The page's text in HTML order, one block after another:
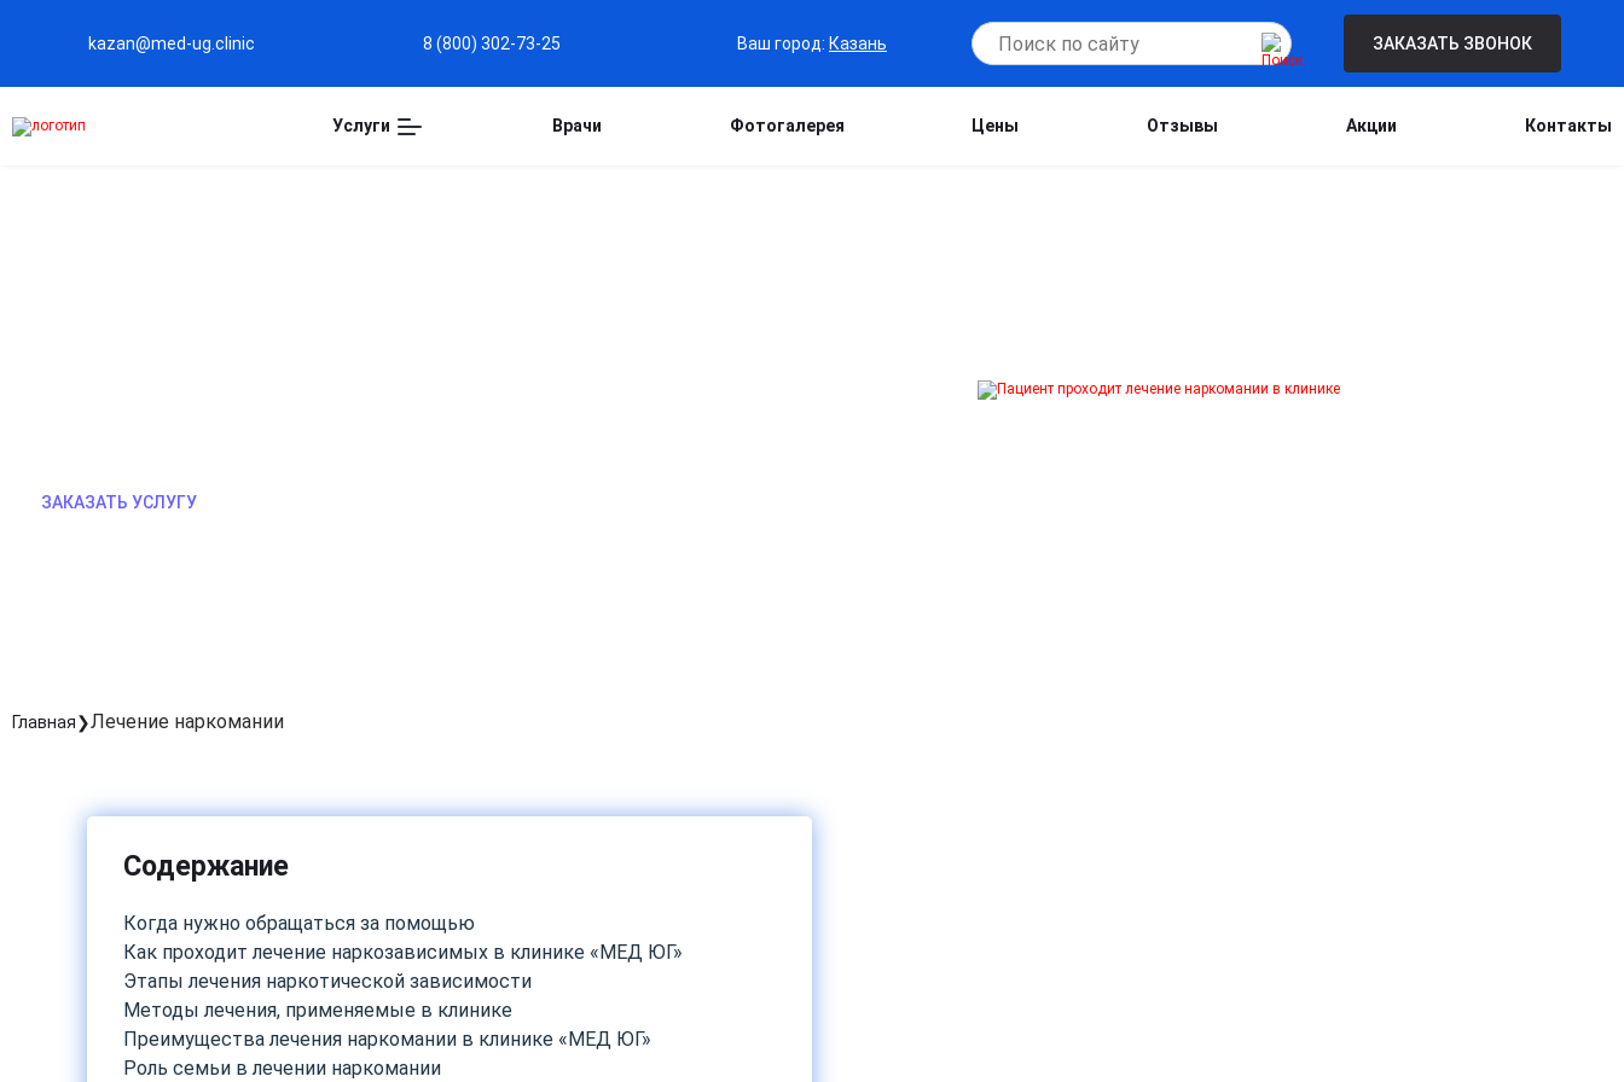
kazan@med-ug.clinic 8 (800) 302-73-25 Ваш город: Казань ЗАКАЗАТЬ ЗВОНОК
Услуги Врачи Фотогалерея Цены Отзывы Акции Контакты
ЗАКАЗАТЬ УСЛУГУ
Главная Лечение наркомании
Содержание
Когда нужно обращаться за помощью
Как проходит лечение наркозависимых в клинике «МЕД ЮГ»
Этапы лечения наркотической зависимости
Методы лечения, применяемые в клинике
Преимущества лечения наркомании в клинике «МЕД ЮГ»
Роль семьи в лечении наркомании